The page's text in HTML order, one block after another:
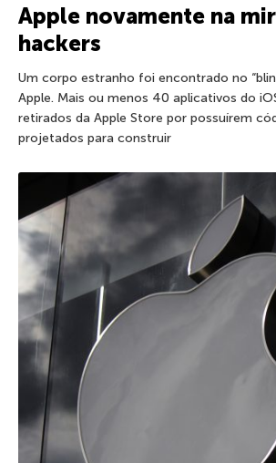
Apple novamente na
hackers
Um corpo estranho foi encontrado no
Apple. Mais ou menos 40 aplicativos do
retirados da Apple Store por possuírem
projetados para construir